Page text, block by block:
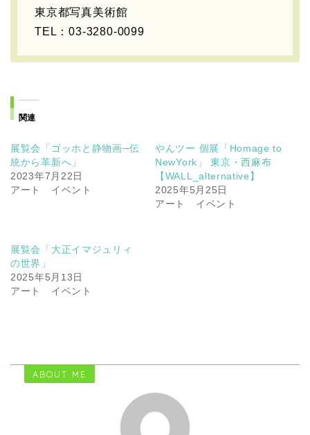
東京都写真美術館
TEL：03-3280-0099
関連
展覧会「ゴッホと静物画─伝
統から革新へ」
2023年7月22日
アート イベント
やんツー 個展「Homage to
NewYork」 東京・西麻布
【WALL_alternative】
2025年5月25日
アート イベント
展覧会「大正イマジュリィ
の世界」
2025年5月13日
アート イベント
ABOUT ME